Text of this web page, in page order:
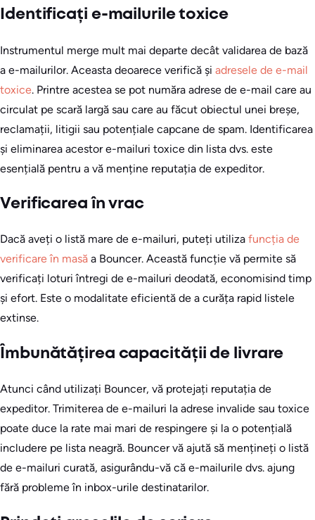
Identificați e-mailurile toxice
Instrumentul merge mult mai departe decât validarea de bază
a e-mailurilor. Aceasta deoarece verifică și adresele de e-mail
toxice. Printre acestea se pot număra adrese de e-mail care au
circulat pe scară largă sau care au făcut obiectul unei breșe,
reclamații, litigii sau potențiale capcane de spam. Identificarea
și eliminarea acestor e-mailuri toxice din lista dvs. este
esențială pentru a vă menține reputația de expeditor.
Verificarea în vrac
Dacă aveți o listă mare de e-mailuri, puteți utiliza funcția de
verificare în masă a Bouncer. Această funcție vă permite să
verificați loturi întregi de e-mailuri deodată, economisind timp
și efort. Este o modalitate eficientă de a curăța rapid listele
extinse.
Îmbunătățirea capacității de livrare
Atunci când utilizați Bouncer, vă protejați reputația de
expeditor. Trimiterea de e-mailuri la adrese invalide sau toxice
poate duce la rate mai mari de respingere și la o potențială
includere pe lista neagră. Bouncer vă ajută să mențineți o listă
de e-mailuri curată, asigurându-vă că e-mailurile dvs. ajung
fără probleme în inbox-urile destinatarilor.